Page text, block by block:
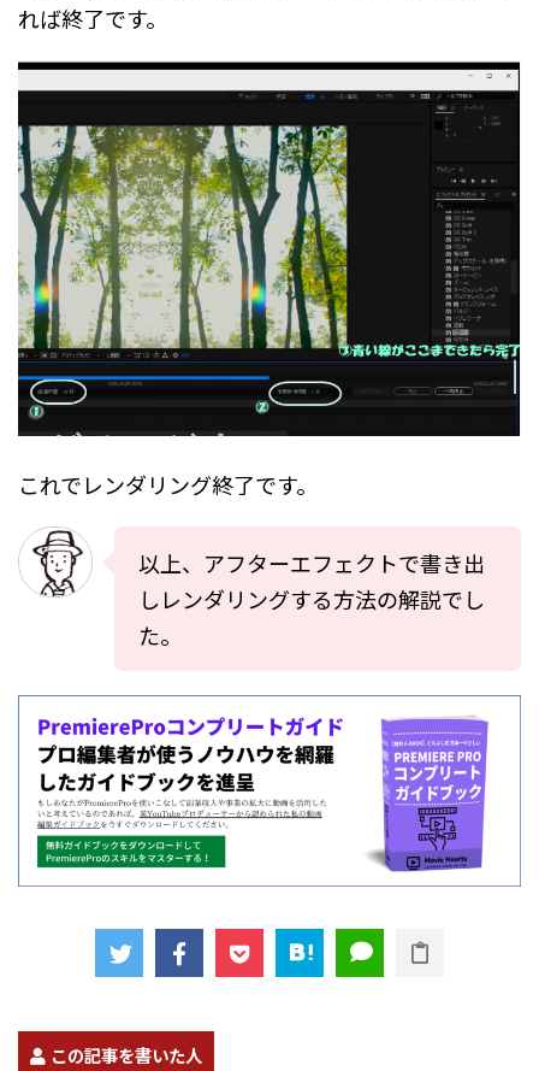
れば終了です。
これでレンダリング終了です。
以上、アフターエフェクトで書き出
しレンダリングする方法の解説でし
た。
この記事を書いた人